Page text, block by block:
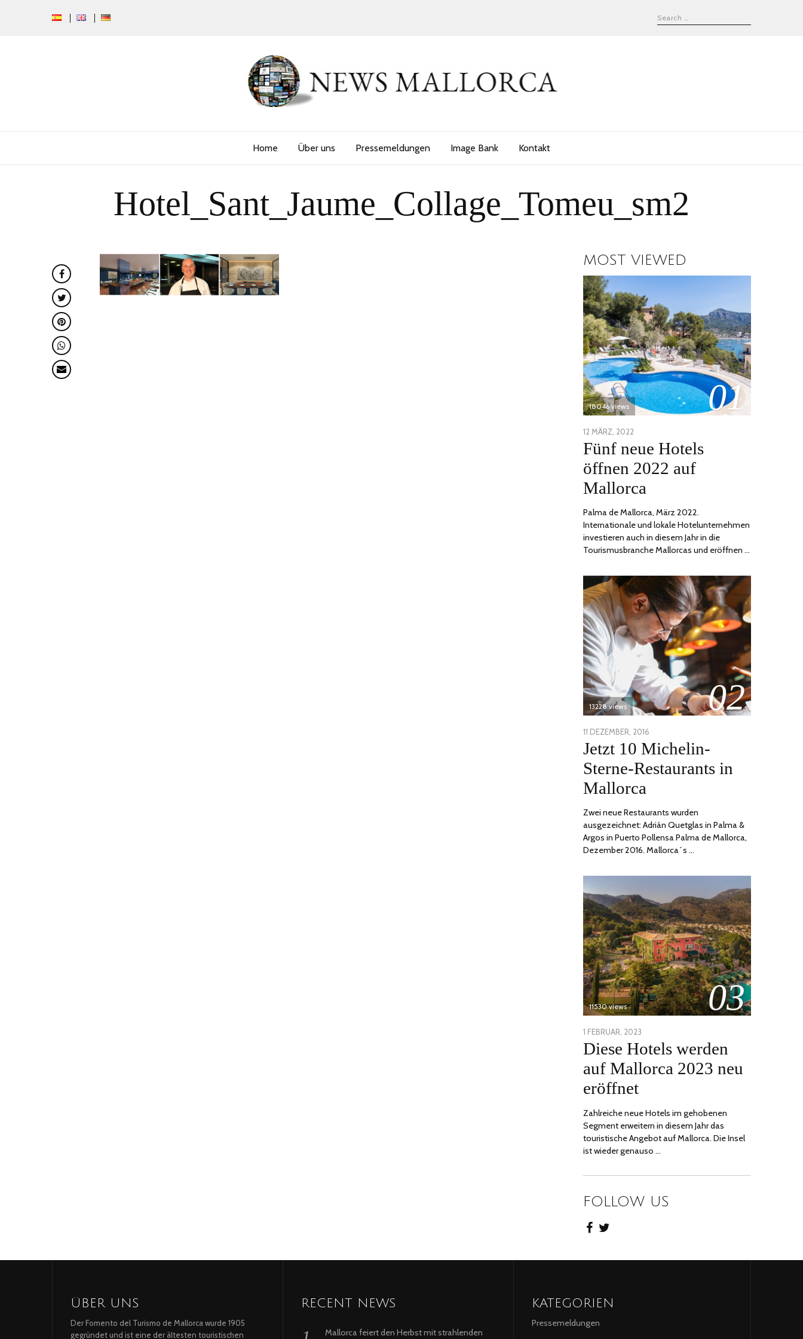
Home Über uns Pressemeldungen Image Bank Kontakt
Hotel_Sant_Jaume_Collage_Tomeu_sm2
MOST VIEWED
01
18046 views
POSTED
ON
12 MÄRZ, 2022
DEZEMBER,
Fünf neue Hotels
öffnen 2022 auf
Mallorca
Palma de Mallorca, März 2022.
Internationale und lokale Hotelunternehmen
investieren auch in diesem Jahr in die
Tourismusbranche Mallorcas und eröffnen …
02
13228 views
POSTED
ON
11 DEZEMBER, 2016
JUNI,
Jetzt 10 Michelin-
Sterne-Restaurants in
Mallorca
Zwei neue Restaurants wurden
ausgezeichnet: Adrián Quetglas in Palma &
Argos in Puerto Pollensa Palma de Mallorca,
Dezember 2016. Mallorca´s …
03
11530 views
POSTED
ON
1 FEBRUAR, 2023
FEBRUAR,
Diese Hotels werden
auf Mallorca 2023 neu
eröffnet
Zahlreiche neue Hotels im gehobenen
Segment erweitern in diesem Jahr das
touristische Angebot auf Mallorca. Die Insel
ist wieder genauso …
FOLLOW US
ÜBER UNS
Der Fomento del Turismo de Mallorca wurde 1905
gegründet und ist eine der ältesten touristischen
RECENT NEWS
Mallorca feiert den Herbst mit strahlenden
KATEGORIEN
Pressemeldungen